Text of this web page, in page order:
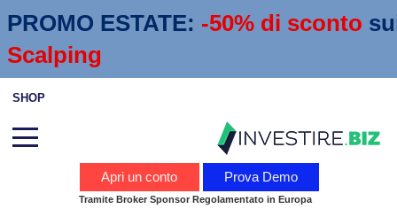
PROMO ESTATE: -50% di sconto
Scalping
SHOP
Apri un conto Prova Demo
Tramite Broker Sponsor Regolamentato in Europa